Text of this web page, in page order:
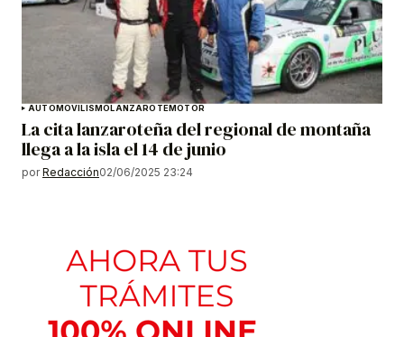
AUTOMOVILISMOLANZAROTEMOTOR
La cita lanzaroteña del regional de montaña
llega a la isla el 14 de junio
por Redacción02/06/2025 23:24